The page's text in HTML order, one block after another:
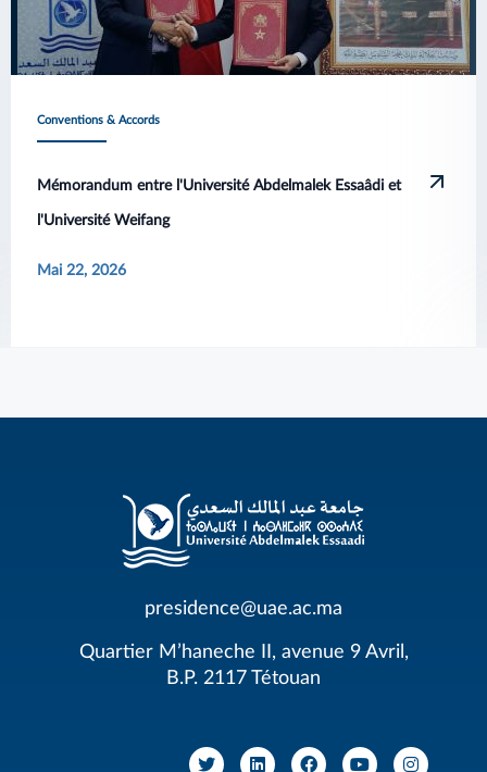
Conventions & Accords
Mémorandum entre l'Université Abdelmalek Essaâdi et
l'Université Weifang
Mai 22, 2026
presidence@uae.ac.ma
Quartier M’haneche II, avenue 9 Avril,
B.P. 2117 Tétouan